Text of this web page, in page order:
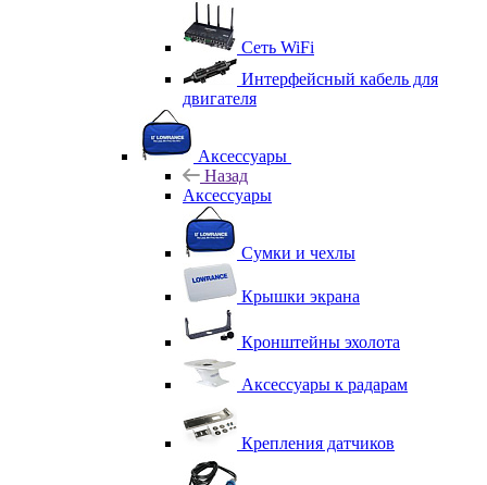
Сеть WiFi
Интерфейсный кабель для
двигателя
Аксессуары
Назад
Аксессуары
Сумки и чехлы
Крышки экрана
Кронштейны эхолота
Аксессуары к радарам
Крепления датчиков